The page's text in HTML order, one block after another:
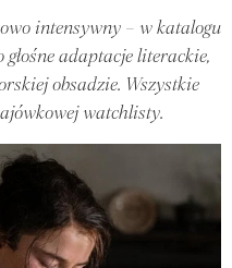
intensywny – w katalogu
adaptacje literackie,
obsadzie. Wszystkie
watchlisty.